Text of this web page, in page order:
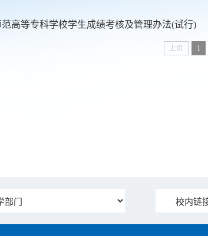
高等专科学校学生成绩考核及管理办法(试行)
上页 1